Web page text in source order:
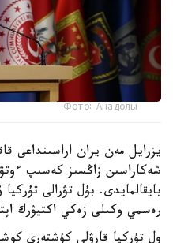
Фото: Анадолы
يزرايل مەن يران اراسىنداعى
شەكاراسىن زاڭسىز كەسىپ ءوتۋ
بايقالمايدى. بۇل تۋرالى
رەسمي وكىلى زەكي اكتيۋرك